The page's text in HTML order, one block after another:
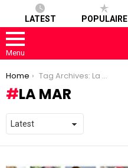
LATEST POPULAIRE
Menu
You are here:
Home Tag Archives: La Mar
LA MAR